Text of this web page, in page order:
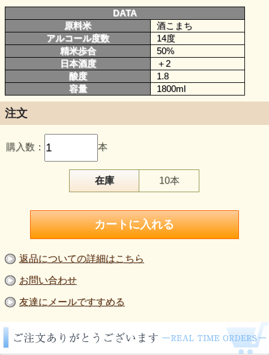
DATA
原料米
酒こまち
アルコール度数
14度
精米歩合
50%
日本酒度
＋2
酸度
1.8
容量
1800ml
注文
購入数： 本
在庫 10本
返品についての詳細はこちら
お問い合わせ
友達にメールですすめる